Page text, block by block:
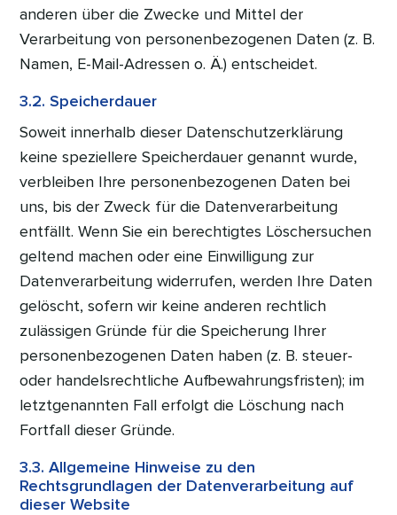
anderen über die Zwecke und Mittel der
Verarbeitung von personenbezogenen Daten (z. B.
Namen, E-Mail-Adressen o. Ä.) entscheidet.
3.2. Speicherdauer
Soweit innerhalb dieser Datenschutzerklärung
keine speziellere Speicherdauer genannt wurde,
verbleiben Ihre personenbezogenen Daten bei
uns, bis der Zweck für die Datenverarbeitung
entfällt. Wenn Sie ein berechtigtes Löschersuchen
geltend machen oder eine Einwilligung zur
Datenverarbeitung widerrufen, werden Ihre Daten
gelöscht, sofern wir keine anderen rechtlich
zulässigen Gründe für die Speicherung Ihrer
personenbezogenen Daten haben (z. B. steuer-
oder handelsrechtliche Aufbewahrungsfristen); im
letztgenannten Fall erfolgt die Löschung nach
Fortfall dieser Gründe.
3.3. Allgemeine Hinweise zu den
Rechtsgrundlagen der Datenverarbeitung auf
dieser Website